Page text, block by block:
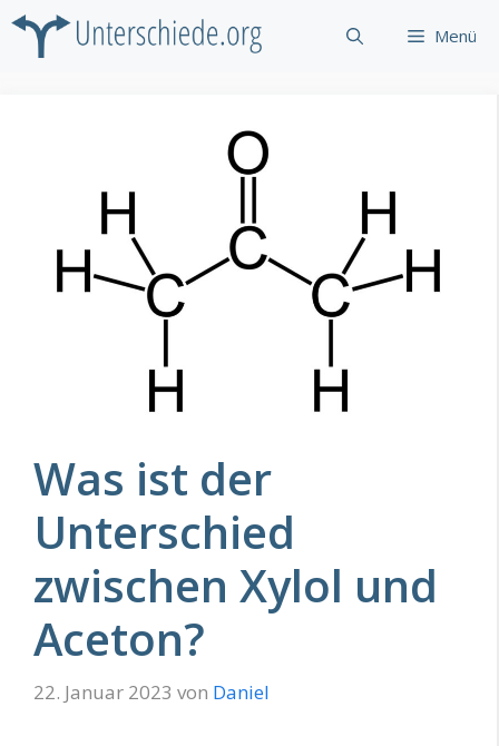
Zum
Inhalt
Menü
Was ist der
Unterschied
zwischen Xylol und
Aceton?
22. Januar 2023 von Daniel